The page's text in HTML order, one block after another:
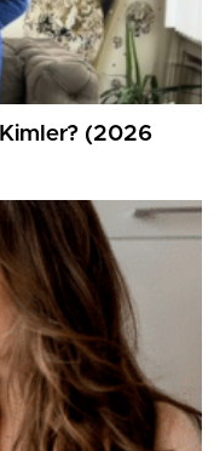
Kimler? (2026